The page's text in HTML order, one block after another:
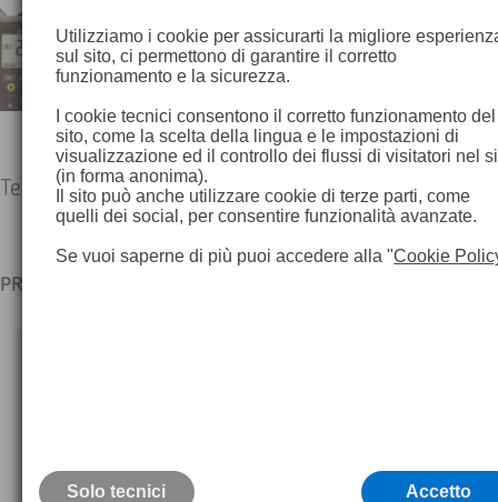
Termocamere
PROMO TASSO ZERO E' USUFRUIBILE DALLA TERMOCAMERA
Utilizziamo i cookie per assicurarti la migliore
sul sito, ci permettono di garantire il corretto
funzionamento e la sicurezza.
I cookie tecnici consentono il corretto funzionamento del
sito, come la scelta della lingua e le impostazioni di
visualizzazione ed il controllo dei flussi di visitatori nel
(in forma anonima).
Il sito può anche utilizzare cookie di terze parti, come
quelli dei social, per consentire funzionalità avanzate.
Se vuoi saperne di più puoi accedere alla "Cookie
Solo tecnici Accetto